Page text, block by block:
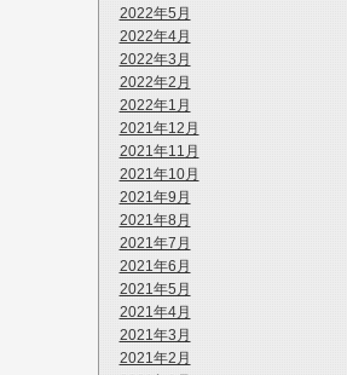
2022年5月
2022年4月
2022年3月
2022年2月
2022年1月
2021年12月
2021年11月
2021年10月
2021年9月
2021年8月
2021年7月
2021年6月
2021年5月
2021年4月
2021年3月
2021年2月